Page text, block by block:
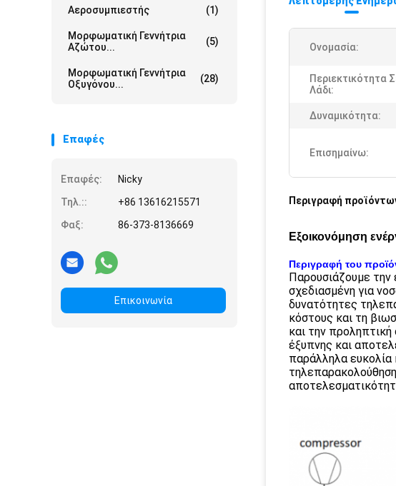
Αεροσυμπιεστής (1)
Μορφωματική Γεννήτρια
Αζώτου...
(5)
Μορφωματική Γεννήτρια
Οξυγόνου...
(28)
Επαφές
Επαφές:
Nicky
Τηλ.::
+86 13616215571
Φαξ:
86-373-8136669
Επικοινωνία
Ονομασία:
Περιεκτικότητα
Λάδι:
Δυναμικότητα:
Επισημαίνω:
Περιγραφή
Εξοικονόμηση
Περιγραφή του
Παρουσιάζουμε την
σχεδιασμένη για
δυνατότητες
κόστους και τη
και την
έξυπνης και
παράλληλα ευκολία